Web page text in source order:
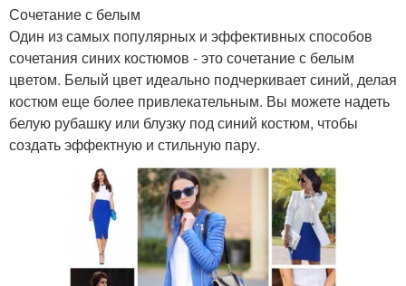
Сочетание с белым
Один из самых популярных и эффективных способов
сочетания синих костюмов - это сочетание с белым
цветом. Белый цвет идеально подчеркивает синий, делая
костюм еще более привлекательным. Вы можете надеть
белую рубашку или блузку под синий костюм, чтобы
создать эффектную и стильную пару.